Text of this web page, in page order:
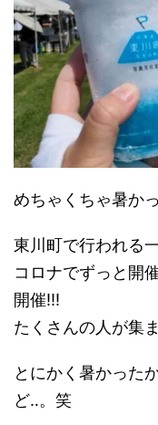
めちゃくちゃ暑か
東川町で行われる
コロナでずっと開
開催!!!
たくさんの人が集
とにかく暑かった
ど‥。笑